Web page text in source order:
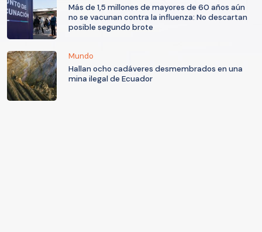
Más de 1,5 millones de mayores de 60 años aún
no se vacunan contra la influenza: No descartan
posible segundo brote
Mundo
Hallan ocho cadáveres desmembrados en una
mina ilegal de Ecuador